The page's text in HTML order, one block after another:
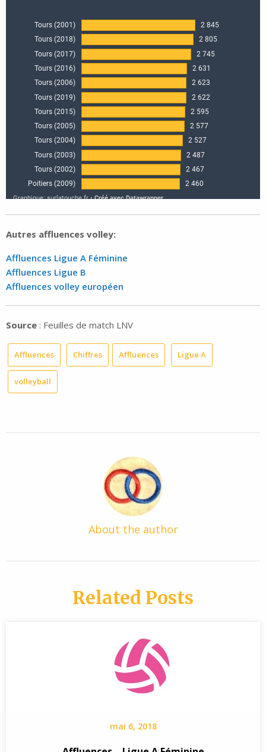
Autres affluences volley:
Affluences Ligue A Féminine
Affluences Ligue B
Affluences volley européen
Source : Feuilles de match LNV
Affluences Chiffres Affluences Ligue A
volleyball
About the author
Related Posts
mai 6, 2018